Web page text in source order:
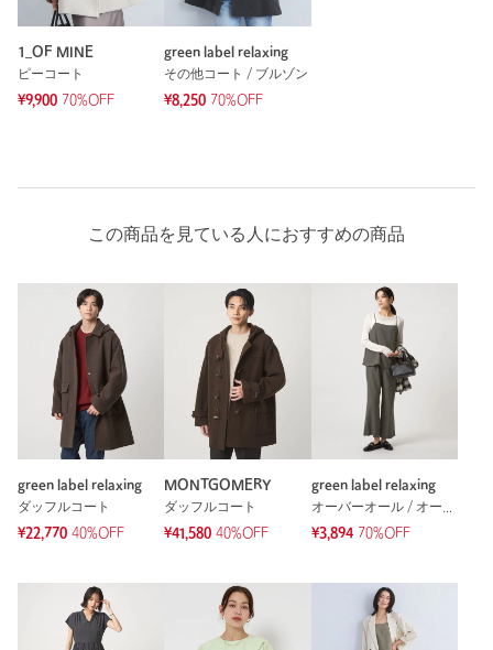
※レビューは、個人の主観による感想・体感によるもので、商品の効果や性
能を保証するものではありません。
1_OF MINE
ピーコート
¥9,900 70%OFF
green label relaxing
その他コート / ブルゾン
¥8,250 70%OFF
この商品を見ている人におすすめの商品
green label relaxing
ダッフルコート
¥22,770 40%OFF
MONTGOMERY
ダッフルコート
¥41,580 40%OFF
green label relaxing
オーバーオール / オールインワン
¥3,894 70%OFF